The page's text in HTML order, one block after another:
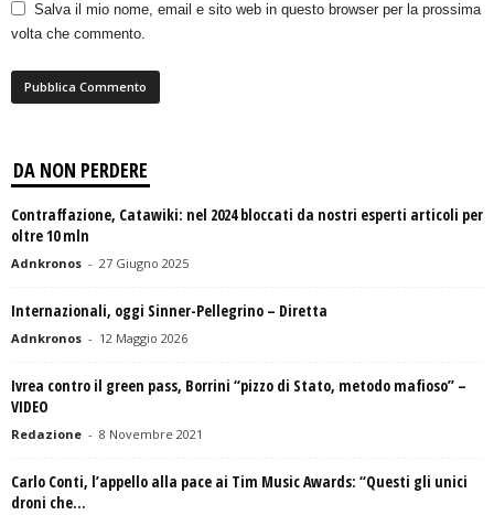
Salva il mio nome, email e sito web in questo browser per la prossima
volta che commento.
DA NON PERDERE
Contraffazione, Catawiki: nel 2024 bloccati da nostri esperti articoli per
oltre 10 mln
Adnkronos - 27 Giugno 2025
Internazionali, oggi Sinner-Pellegrino – Diretta
Adnkronos - 12 Maggio 2026
Ivrea contro il green pass, Borrini “pizzo di Stato, metodo mafioso” –
VIDEO
Redazione - 8 Novembre 2021
Carlo Conti, l’appello alla pace ai Tim Music Awards: “Questi gli unici
droni che...